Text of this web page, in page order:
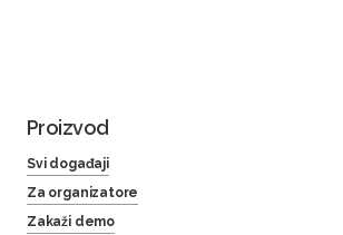
Proizvod
Svi događaji
Za organizatore
Zakaži demo